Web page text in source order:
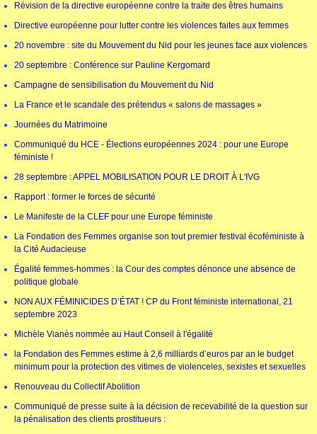
Révision de la directive européenne contre la traite des êtres humains
Directive européenne pour lutter contre les violences faites aux femmes
20 novembre : site du Mouvement du Nid pour les jeunes face aux violences
20 septembre : Conférence sur Pauline Kergomard
Campagne de sensibilisation du Mouvement du Nid
La France et le scandale des prétendus « salons de massages »
Journées du Matrimoine
Communiqué du HCE - Élections européennes 2024 : pour une Europe
féministe !
28 septembre : APPEL MOBILISATION POUR LE DROIT À L'IVG
Rapport : former le forces de sécurité
Le Manifeste de la CLEF pour une Europe féministe
La Fondation des Femmes organise son tout premier festival écoféministe à
la Cité Audacieuse
Égalité femmes-hommes : la Cour des comptes dénonce une absence de
politique globale
NON AUX FÉMINICIDES D’ÉTAT ! CP du Front féministe international, 21
septembre 2023
Michèle Vianès nommée au Haut Conseil à l'égalité
la Fondation des Femmes estime à 2,6 milliards d’euros par an le budget
minimum pour la protection des vitimes de violenceles, sexistes et sexuelles
Renouveau du Collectif Abolition
Communiqué de presse suite à la décision de recevabilité de la question sur
la pénalisation des clients prostitueurs :